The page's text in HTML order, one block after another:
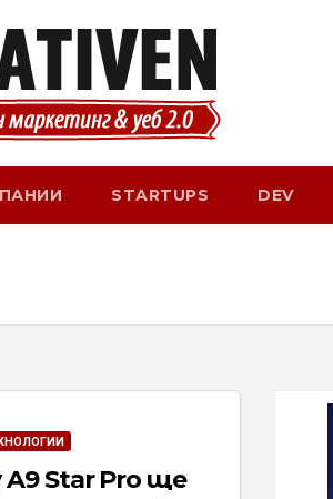
STARTUPS DEV
A9 Star Pro ще